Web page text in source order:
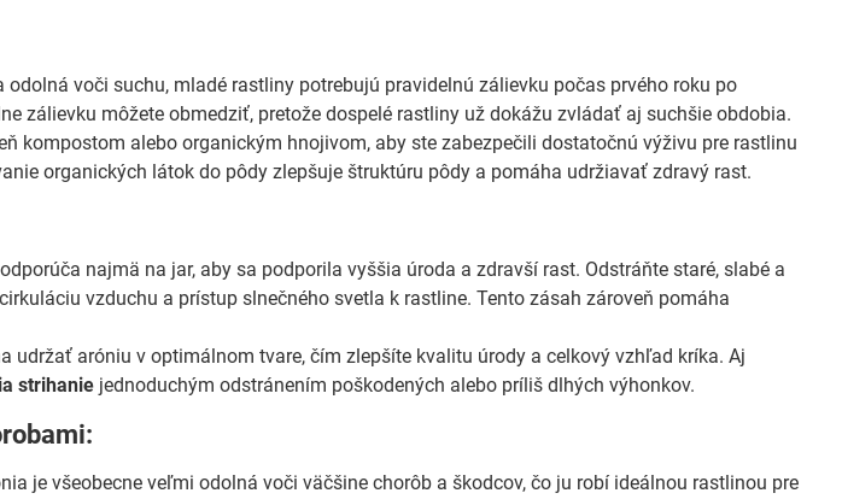
odolná voči suchu, mladé rastliny potrebujú pravidelnú zálievku počas prvého roku po
zálievku môžete obmedziť, pretože dospelé rastliny už dokážu zvládať aj suchšie obdobia.
kompostom alebo organickým hnojivom, aby ste zabezpečili dostatočnú výživu pre rastlinu
organických látok do pôdy zlepšuje štruktúru pôdy a pomáha udržiavať zdravý rast.
najmä na jar, aby sa podporila vyššia úroda a zdravší rast. Odstráňte staré, slabé a
vzduchu a prístup slnečného svetla k rastline. Tento zásah zároveň pomáha
udržať aróniu v optimálnom tvare, čím zlepšíte kvalitu úrody a celkový vzhľad kríka. Aj
strihanie jednoduchým odstránením poškodených alebo príliš dlhých výhonkov.
je všeobecne veľmi odolná voči väčšine chorôb a škodcov, čo ju robí ideálnou rastlinou pre